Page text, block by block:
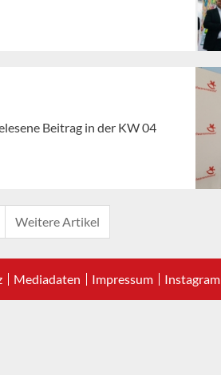
Beitrag in der KW 04
Weitere Artikel
Mediadaten Impressum Instagram